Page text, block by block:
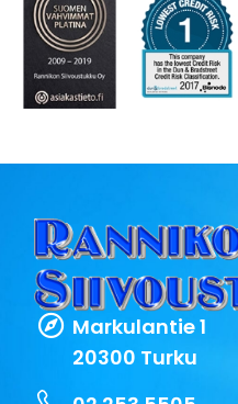
Markulantie 1
20300 Turku